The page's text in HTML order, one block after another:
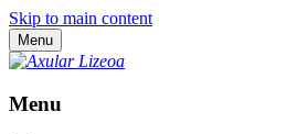
Skip to main content
Menu
Menu